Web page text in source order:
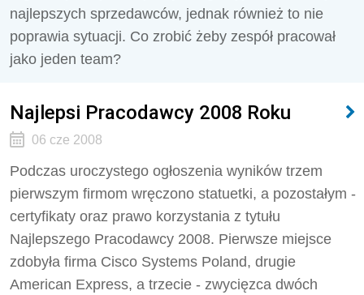
najlepszych sprzedawców, jednak również to nie
poprawia sytuacji. Co zrobić żeby zespół pracował
jako jeden team?
Najlepsi Pracodawcy 2008 Roku
06 cze 2008
Podczas uroczystego ogłoszenia wyników trzem
pierwszym firmom wręczono statuetki, a pozostałym -
certyfikaty oraz prawo korzystania z tytułu
Najlepszego Pracodawcy 2008. Pierwsze miejsce
zdobyła firma Cisco Systems Poland, drugie
American Express, a trzecie - zwycięzca dwóch